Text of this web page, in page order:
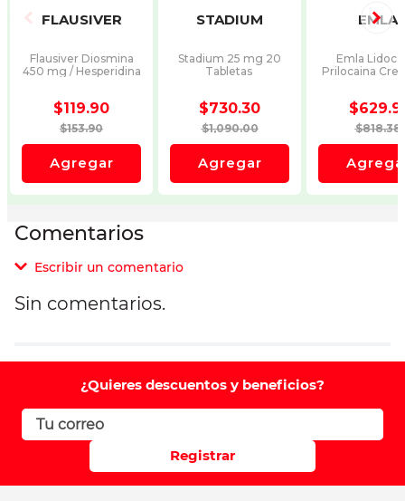
Comentarios
Escribir un comentario
Comentario
Califique el producto de 1 a 5 estrellas
Sin comentarios.
¿Quieres descuentos y beneficios?
Registrar